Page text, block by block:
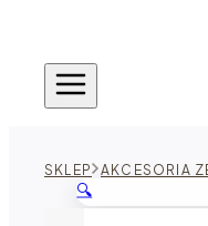
SKLEP AKCESORIA
🔍